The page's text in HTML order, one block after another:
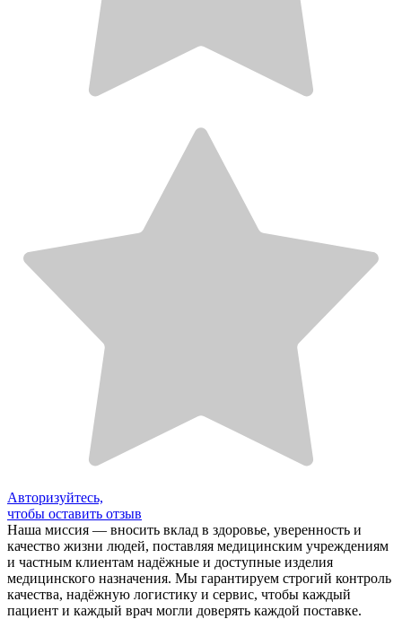
Авторизуйтесь,
чтобы оставить отзыв
Наша миссия — вносить вклад в здоровье, уверенность и
качество жизни людей, поставляя медицинским учреждениям
и частным клиентам надёжные и доступные изделия
медицинского назначения. Мы гарантируем строгий контроль
качества, надёжную логистику и сервис, чтобы каждый
пациент и каждый врач могли доверять каждой поставке.